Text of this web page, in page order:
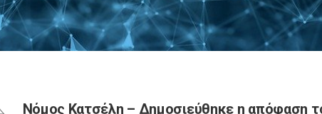
Νόμος Κατσέλη – Δημοσιεύθηκε η απόφαση